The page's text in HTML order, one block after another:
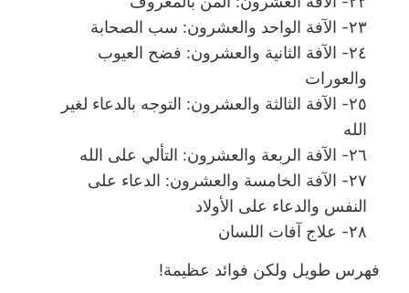
٢٣- الآفة الواحد والعشرون: سب الصحابة
٢٤- الآفة الثانية والعشرون: فضح العيوب
والعورات
٢٥- الآفة الثالثة والعشرون: التوجه بالدعاء لغير
الله
٢٦- الآفة الربعة والعشرون: التألي على الله
٢٧- الآفة الخامسة والعشرون: الدعاء على
النفس والدعاء على الأولاد
٢٨- علاج آفات اللسان
فهرس طويل ولكن فوائد عظيمة!